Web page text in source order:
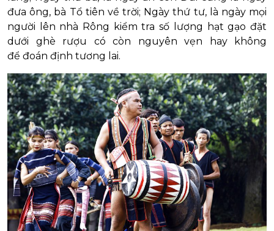
đưa ông, bà Tổ tiên về trời; Ngày thứ tư, là ngày mọi
người lên nhà Rông kiểm tra số lượng hạt gạo đặt
dưới ghè rượu có còn nguyên vẹn hay không
để đoán định tương lai.